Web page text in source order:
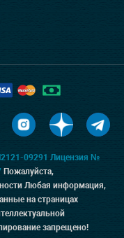
09291 Лицензия №
Пожалуйста,
Любая информация,
на страницах
запрещено!